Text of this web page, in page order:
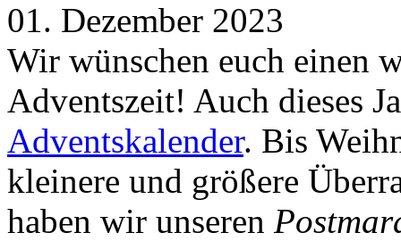
01. Dezember 2023
Wir wünschen euch einen
Adventszeit! Auch dieses
Adventskalender. Bis
kleinere und größere
haben wir unseren